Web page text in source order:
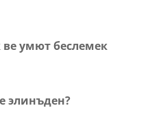
умют беслемек
элинъден?